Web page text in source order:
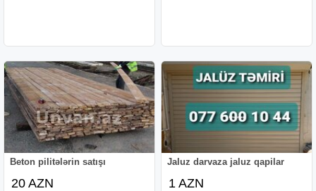
Beton pilitələrin satışı
20 AZN
Jaluz darvaza jaluz qapilar
1 AZN